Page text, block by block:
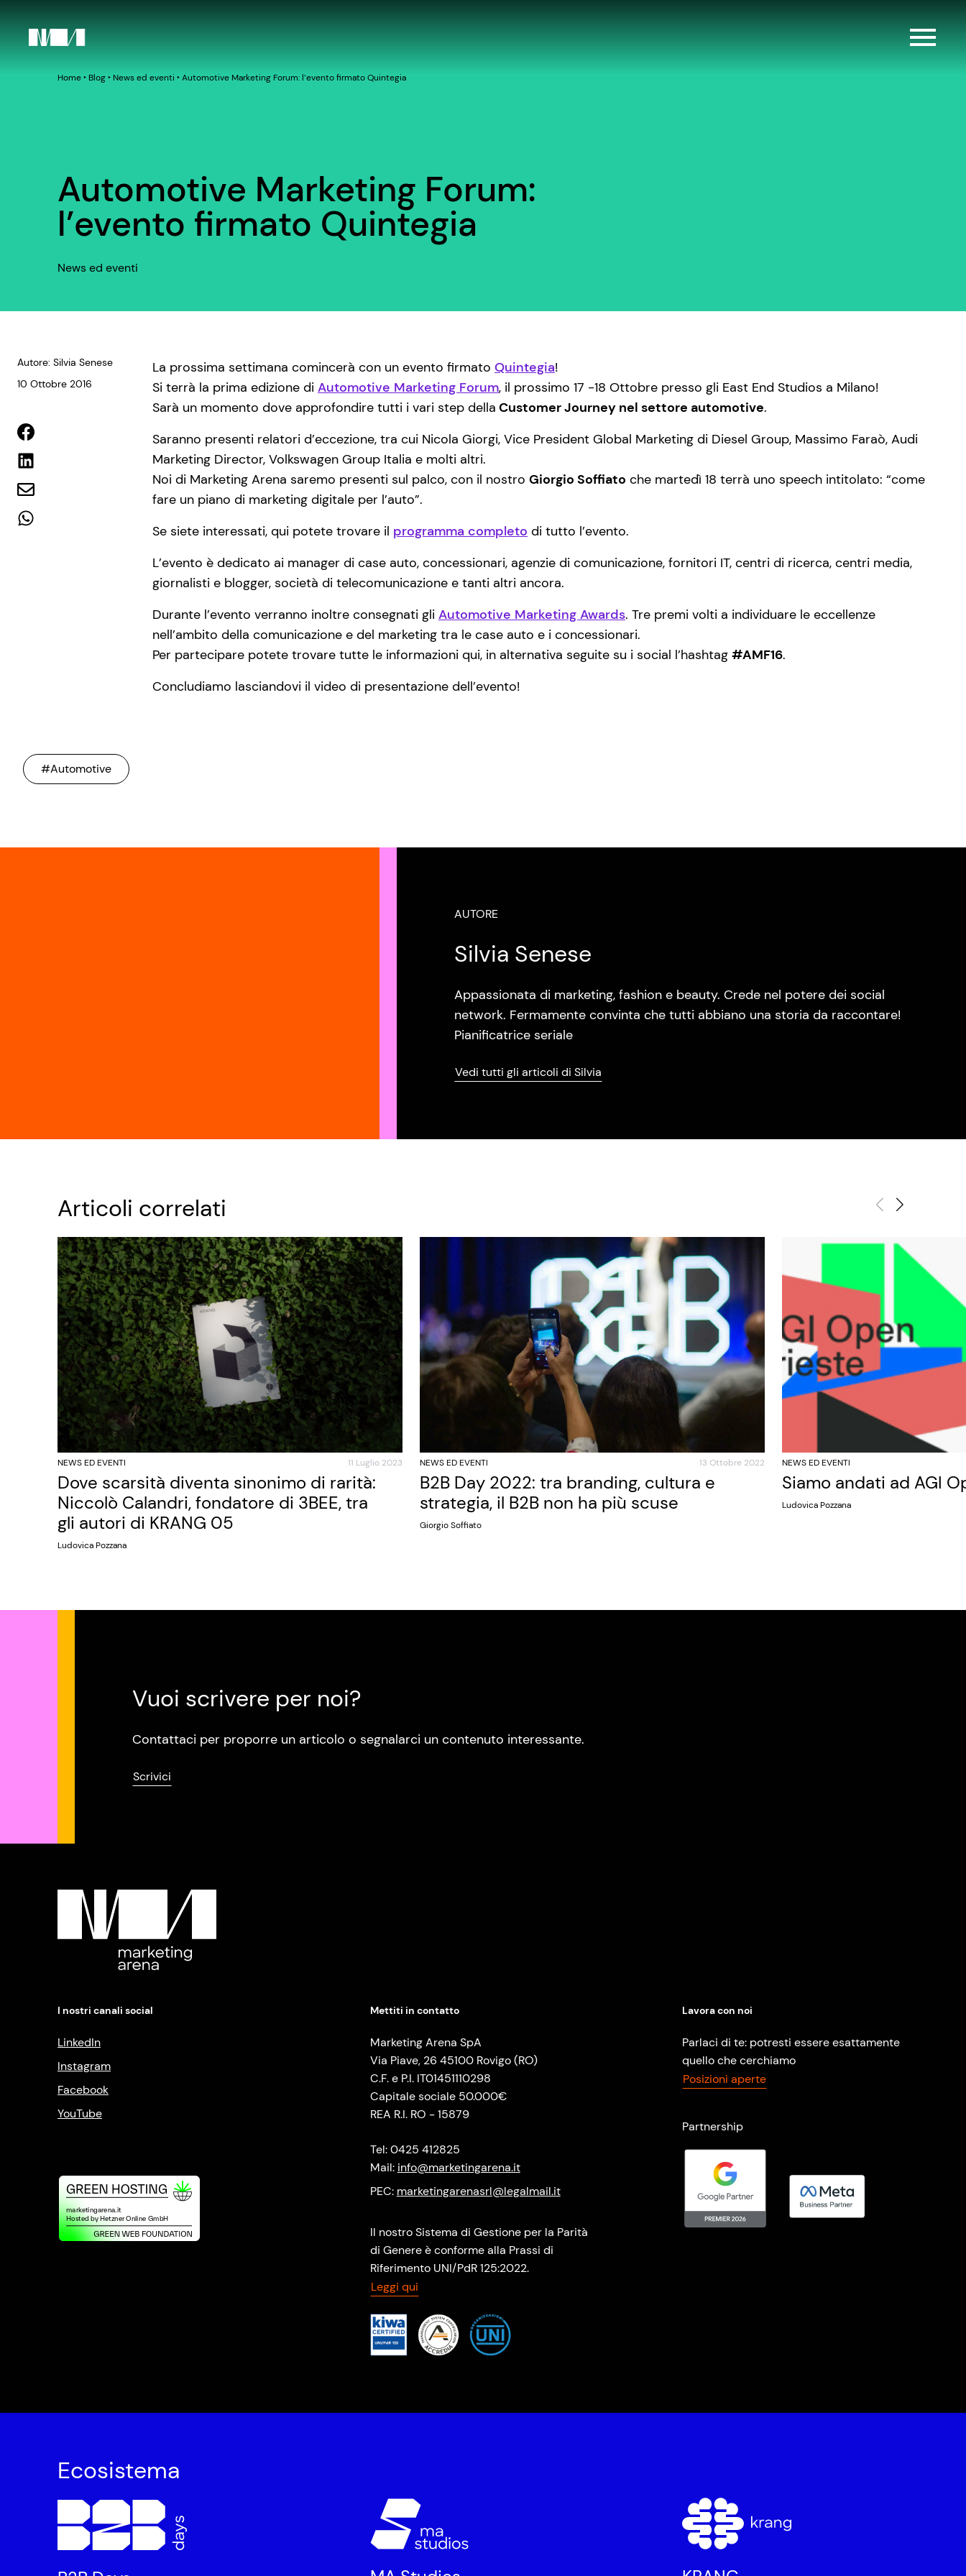
Home‣ Blog‣ News ed eventi ‣Automotive Marketing Forum: l’evento firmato Quintegia
Automotive Marketing Forum:
l’evento firmato Quintegia
News ed eventi
Autore: Silvia Senese
10 Ottobre 2016
La prossima settimana comincerà con un evento firmato Quintegia!
Si terrà la prima edizione di Automotive Marketing Forum, il prossimo 17 -18 Ottobre presso gli East End Studios a Milano!
Sarà un momento dove approfondire tutti i vari step della Customer Journey nel settore automotive.
Saranno presenti relatori d’eccezione, tra cui Nicola Giorgi, Vice President Global Marketing di Diesel Group, Massimo Faraò, Audi
Marketing Director, Volkswagen Group Italia e molti altri.
Noi di Marketing Arena saremo presenti sul palco, con il nostro Giorgio Soffiato che martedì 18 terrà uno speech intitolato: “come
fare un piano di marketing digitale per l’auto”.
Se siete interessati, qui potete trovare il programma completo di tutto l’evento.
L’evento è dedicato ai manager di case auto, concessionari, agenzie di comunicazione, fornitori IT, centri di ricerca, centri media,
giornalisti e blogger, società di telecomunicazione e tanti altri ancora.
Durante l’evento verranno inoltre consegnati gli Automotive Marketing Awards. Tre premi volti a individuare le eccellenze
nell’ambito della comunicazione e del marketing tra le case auto e i concessionari.
Per partecipare potete trovare tutte le informazioni qui, in alternativa seguite su i social l’hashtag #AMF16.
Concludiamo lasciandovi il video di presentazione dell’evento!
#Automotive
AUTORE
Silvia Senese
Appassionata di marketing, fashion e beauty. Crede nel potere dei social
network. Fermamente convinta che tutti abbiano una storia da raccontare!
Pianificatrice seriale
Vedi tutti gli articoli di Silvia
Articoli correlati
NEWS ED EVENTI 11 Luglio 2023
Dove scarsità diventa sinonimo di rarità:
Niccolò Calandri, fondatore di 3BEE, tra
gli autori di KRANG 05
Ludovica Pozzana
NEWS ED EVENTI 13 Ottobre 2022
B2B Day 2022: tra branding, cultura e
strategia, il B2B non ha più scuse
Giorgio Soffiato
NEWS ED EVENTI
Siamo andati ad AGI
Ludovica Pozzana
Vuoi scrivere per noi?
Contattaci per proporre un articolo o segnalarci un contenuto interessante.
Scrivici
I nostri canali social
LinkedIn
Instagram
Facebook
YouTube
Mettiti in contatto
Marketing Arena SpA
Via Piave, 26 45100 Rovigo (RO)
C.F. e P.I. IT01451110298
Capitale sociale 50.000€
REA R.I. RO - 15879
Tel: 0425 412825
Mail: info@marketingarena.it
PEC: marketingarenasrl@legalmail.it
Il nostro Sistema di Gestione per la Parità
di Genere è conforme alla Prassi di
Riferimento UNI/PdR 125:2022.
Leggi qui
Lavora con noi
Parlaci di te: potresti essere esattamente
quello che cerchiamo
Posizioni aperte
Partnership
Ecosistema